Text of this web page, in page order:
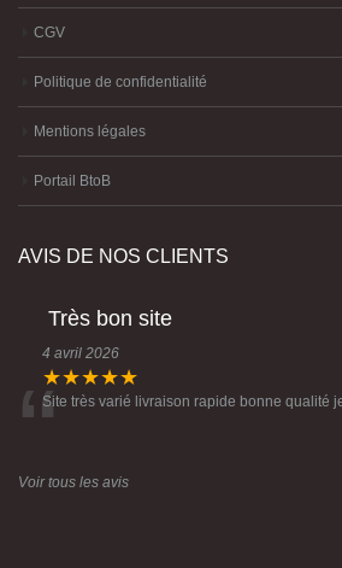
CGV
Politique de confidentialité
Mentions légales
Portail BtoB
AVIS DE NOS CLIENTS
Très bon site
4 avril 2026
★★★★★
“Site très varié livraison rapide bonne qualité
Voir tous les avis